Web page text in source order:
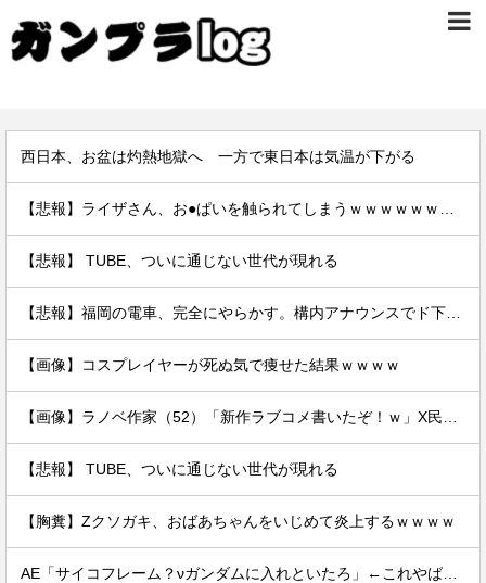
西日本、お盆は灼熱地獄へ 一方で東日本は気温が下がる
【悲報】 TUBE、ついに通じない世代が現れる
【画像】コスプレイヤーが死ぬ気で痩せた結果ｗｗｗｗ
【悲報】 TUBE、ついに通じない世代が現れる
【胸糞】Zクソガキ、おばあちゃんをいじめて炎上するｗｗｗｗ
AE「サイコフレーム？νガンダムに入れといたろ」←これやばいだろ